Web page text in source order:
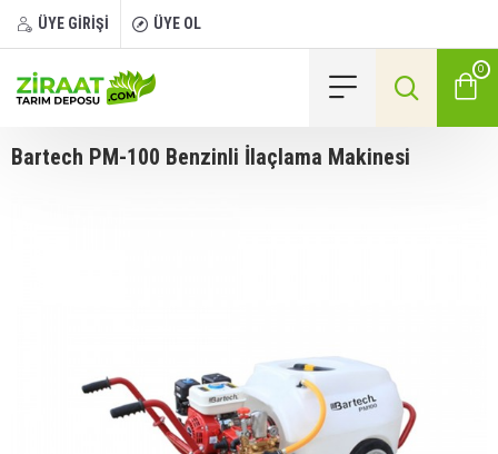
ÜYE GİRİŞİ ÜYE OL
0
Bartech PM-100 Benzinli İlaçlama Makinesi